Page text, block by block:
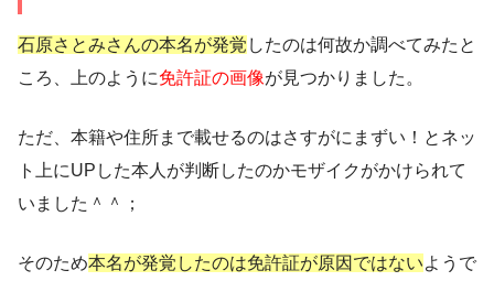
石原さとみさんの本名が発覚 したのは何故か調べてみたと
ころ、上のように免許証の画像が見つかりました。
ただ、本籍や住所まで載せるのはさすがにまずい！とネッ
ト上にUPした本人が判断したのかモザイク がかけられて
いました＾＾；
そのため本名が発覚したのは免許証が原因ではないようで